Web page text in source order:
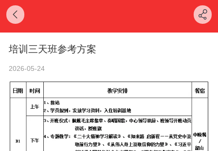
培训三天班参考方案
2026-05-24